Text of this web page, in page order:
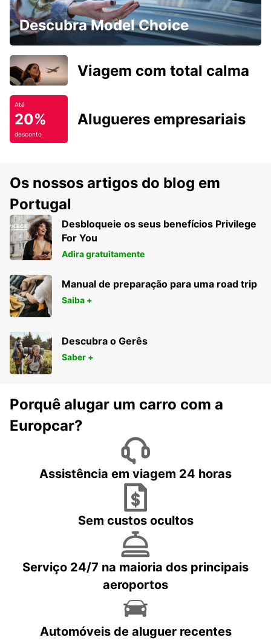
Descubra Model Choice
Viagem com total calma
Até
20%
desconto
Alugueres empresariais
Os nossos artigos do blog em
Portugal
Desbloqueie os seus benefícios Privilege
For You
Adira gratuitamente
Manual de preparação para uma road trip
Saiba +
Descubra o Gerês
Saber +
Porquê alugar um carro com a
Europcar?
Assistência em viagem 24 horas
Sem custos ocultos
Serviço 24/7 na maioria dos principais
aeroportos
Automóveis de aluguer recentes